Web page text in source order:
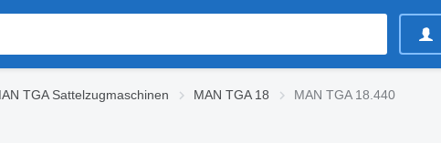
TGA Sattelzugmaschinen MAN TGA 18 MAN TGA 18.440